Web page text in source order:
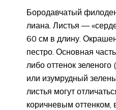
Бородавчатый
лиана. Листья —
60 см в длину.
пестро. Основная
либо оттенок
или изумрудный
листья могут
коричневым оттенком,